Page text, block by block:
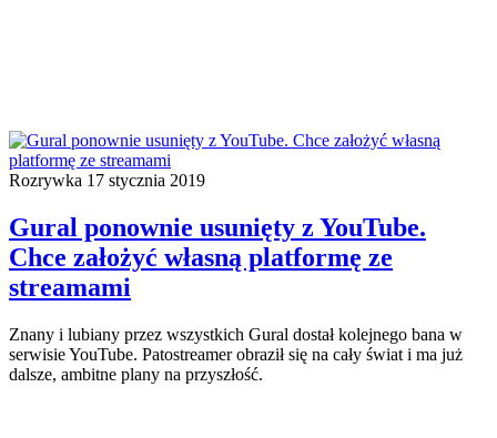
Rozrywka 17 stycznia 2019
Gural ponownie usunięty z YouTube.
Chce założyć własną platformę ze
streamami
Znany i lubiany przez wszystkich Gural dostał kolejnego bana w
serwisie YouTube. Patostreamer obraził się na cały świat i ma już
dalsze, ambitne plany na przyszłość.